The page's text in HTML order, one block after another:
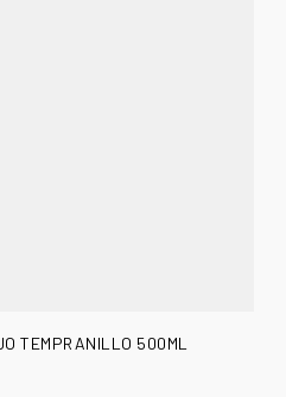
AL CARRITO
TEMPRANILLO 500ML